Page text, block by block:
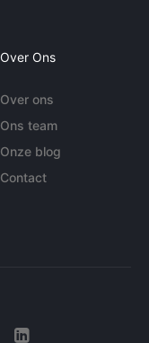
Over Ons
Over ons
Ons team
Onze blog
Contact